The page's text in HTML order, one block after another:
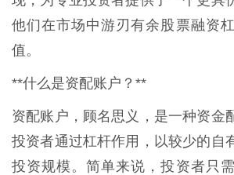
他们在市场中游刃有余股票融资
值。
**什么是资配账户？**
资配账户，顾名思义，是一种资金
投资者通过杠杆作用，以较少的自
投资规模。简单来说，投资者只